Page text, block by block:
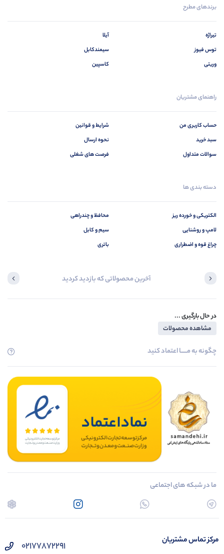
برندهای مطرح
تیراژه
توس فیوز
وریتی
آیلا
سیمندکابل
کاسپین
راهنمای مشتریان
حساب کاربری من
سبد خرید
سوالات متداول
شرایط و قوانین
نحوه ارسال
فرصت های شغلی
دسته بندی ها
الکتریکی و خورده ریز
لامپ و روشنایی
چراغ قوه و اضطراری
محافظ و چندراهی
سیم و کابل
باتری
آخرین محصولاتی که بازدید کردید
در حال بارگیری ...
مشاهده محصولات
چگونه به مــــــا اعتماد کنید
ما در شبکه های اجتماعی
مرکز تماس مشتریان 02177872291